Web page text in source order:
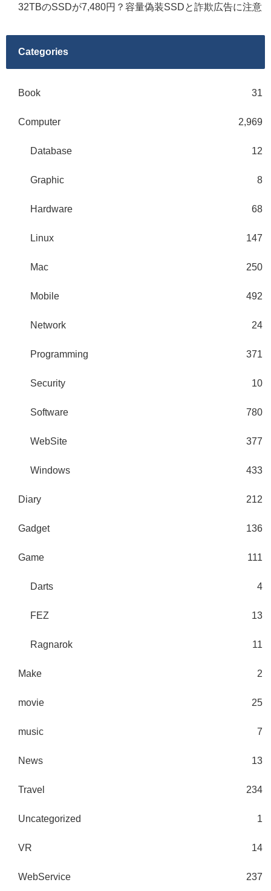
32TBのSSDが7,480円？容量偽装SSDと詐欺広告に注意
Categories
Book 31
Computer 2,969
Database 12
Graphic 8
Hardware 68
Linux 147
Mac 250
Mobile 492
Network 24
Programming 371
Security 10
Software 780
WebSite 377
Windows 433
Diary 212
Gadget 136
Game 111
Darts 4
FEZ 13
Ragnarok 11
Make 2
movie 25
music 7
News 13
Travel 234
Uncategorized 1
VR 14
WebService 237